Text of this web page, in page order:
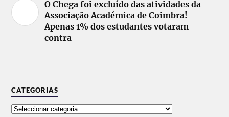
O Chega foi excluído das atividades da
Associação Académica de Coimbra!
Apenas 1% dos estudantes votaram
contra
CATEGORIAS